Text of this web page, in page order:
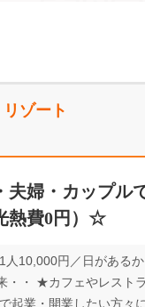
ゾート
夫婦・カップル
熱費0円）☆
10,000円／日がある
・・ ★カフェやレスト
起業・開業したい方